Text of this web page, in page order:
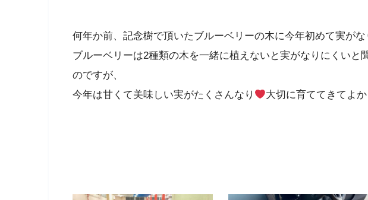
何年か前、記念樹で頂いたブルーベリーの木に今年初めて実がな
ブルーベリーは2種類の木を一緒に植えないと実がなりにくいと
のですが、
今年は甘くて美味しい実がたくさんなり
大切に育ててきてよ